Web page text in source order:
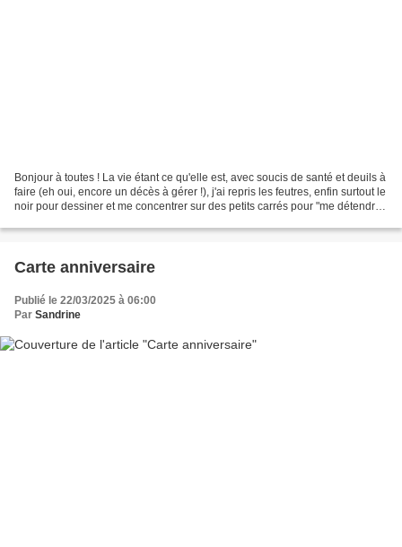
Bonjour à toutes ! La vie étant ce qu'elle est, avec soucis de santé et deuils à
faire (eh oui, encore un décès à gérer !), j'ai repris les feutres, enfin surtout le
noir pour dessiner et me concentrer sur des petits carrés pour "me détendre".
Carte anniversaire
Publié le 22/03/2025 à 06:00
Par Sandrine